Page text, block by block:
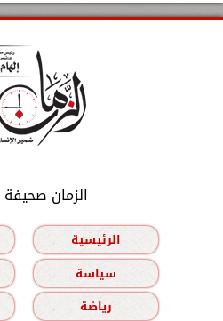
الزمان
الرئيسية
سياسة
رياضة